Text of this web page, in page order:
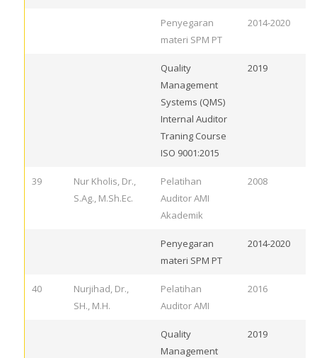
Penyegaran
materi SPM PT
2014-2020
Quality
Management
Systems (QMS)
Internal Auditor
Traning Course
ISO 9001:2015
2019
39
Nur Kholis, Dr.,
S.Ag., M.Sh.Ec.
Pelatihan
Auditor AMI
Akademik
2008
Penyegaran
materi SPM PT
2014-2020
40
Nurjihad, Dr.,
SH., M.H.
Pelatihan
Auditor AMI
2016
Quality
Management
2019